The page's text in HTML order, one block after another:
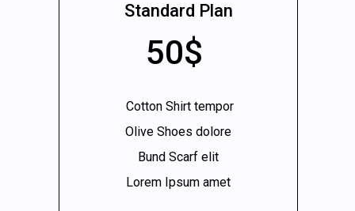
Standard Plan
50$
Cotton Shirt tempor
Olive Shoes dolore
Bund Scarf elit
Lorem Ipsum amet